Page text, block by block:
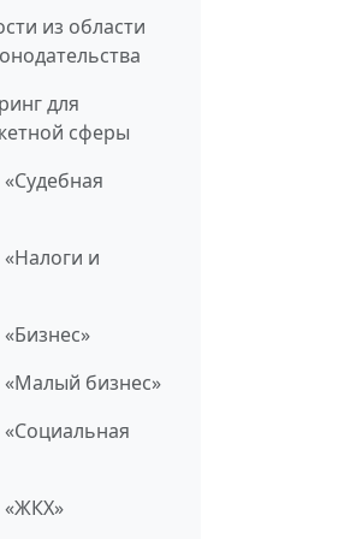
из области
для
сферы
и
«Малый бизнес»
«ЖКХ»